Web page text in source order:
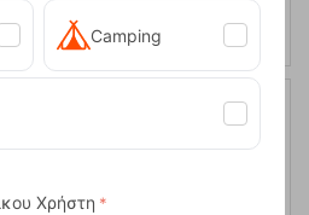
Camping
Χρήστη